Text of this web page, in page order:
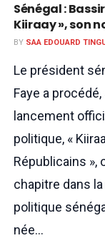
Sénégal :
Kiiraay », son
BY SAA EDOUARD
Le président
Faye a
lancement
politique, «
Républicains »,
chapitre dans
politique
née...